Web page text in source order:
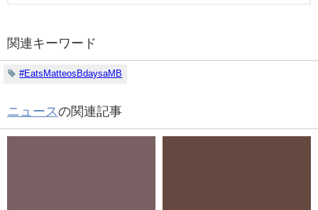
関連キーワード
#EatsMatteosBdaysaMB
ニュースの関連記事